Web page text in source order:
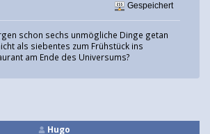
Gespeichert
schon sechs unmögliche Dinge getan
als siebentes zum Frühstück ins
am Ende des Universums?
Hugo